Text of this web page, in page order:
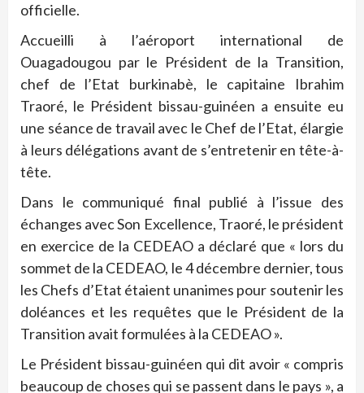
officielle.
Accueilli à l’aéroport international de
Ouagadougou par le Président de la Transition,
chef de l’Etat burkinabè, le capitaine Ibrahim
Traoré, le Président bissau-guinéen a ensuite eu
une séance de travail avec le Chef de l’Etat, élargie
à leurs délégations avant de s’entretenir en tête-à-
tête.
Dans le communiqué final publié à l’issue des
échanges avec Son Excellence, Traoré, le président
en exercice de la CEDEAO a déclaré que « lors du
sommet de la CEDEAO, le 4 décembre dernier, tous
les Chefs d’Etat étaient unanimes pour soutenir les
doléances et les requêtes que le Président de la
Transition avait formulées à la CEDEAO ».
Le Président bissau-guinéen qui dit avoir « compris
beaucoup de choses qui se passent dans le pays », a